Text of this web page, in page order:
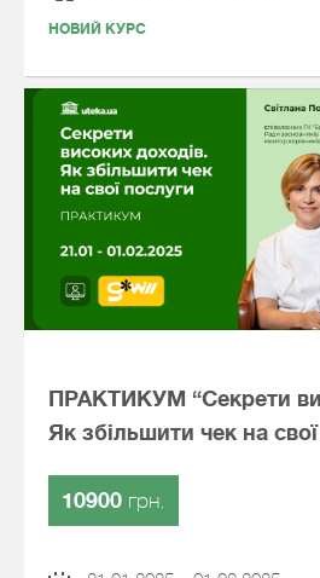
НОВИЙ КУРС
ПРАКТИКУМ “Секрети
Як збільшити чек на
10900 грн.